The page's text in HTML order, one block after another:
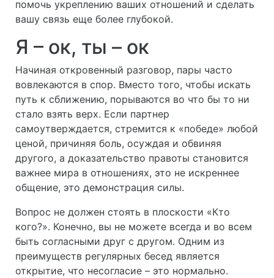
помочь укреплению ваших отношений и сделать
вашу связь еще более глубокой.
Я – ок, ты – ок
Начиная откровенный разговор, пары часто
вовлекаются в спор. Вместо того, чтобы искать
путь к сближению, порываются во что бы то ни
стало взять верх. Если партнер
самоутверждается, стремится к «победе» любой
ценой, причиняя боль, осуждая и обвиняя
другого, а доказательство правоты становится
важнее мира в отношениях, это не искреннее
общение, это демонстрация силы.
Вопрос не должен стоять в плоскости «Кто
кого?». Конечно, вы не можете всегда и во всем
быть согласными друг с другом. Одним из
преимуществ регулярных бесед является
открытие, что несогласие – это нормально.